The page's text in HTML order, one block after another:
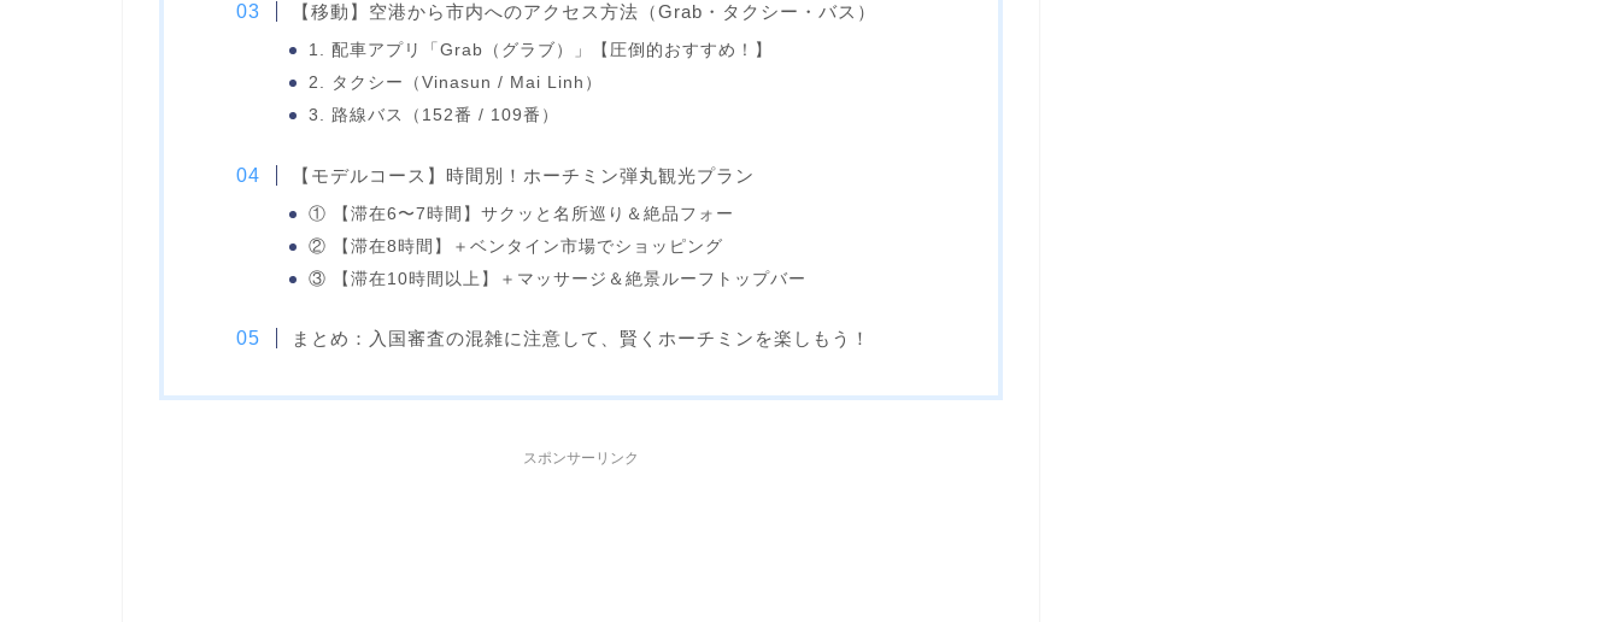
【移動】空港から市内へのアクセス方法（Grab・タクシー・バス）
1. 配車アプリ「Grab（グラブ）」【圧倒的おすすめ！】
2. タクシー（Vinasun / Mai Linh）
3. 路線バス（152番 / 109番）
【モデルコース】時間別！ホーチミン弾丸観光プラン
① 【滞在6〜7時間】サクッと名所巡り＆絶品フォー
② 【滞在8時間】＋ベンタイン市場でショッピング
③ 【滞在10時間以上】＋マッサージ＆絶景ルーフトップバー
まとめ：入国審査の混雑に注意して、賢くホーチミンを楽しもう！
スポンサーリンク